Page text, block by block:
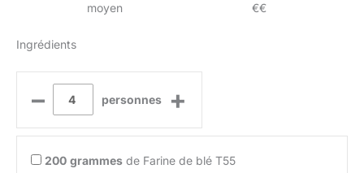
moyen €€
Ingrédients
– personnes +
200 grammes de Farine de blé T55